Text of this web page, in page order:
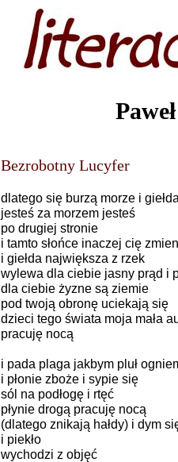
Bezrobotny Lucyfer
dlatego się burzą morze i
jesteś za morzem jesteś
po drugiej stronie
i tamto słońce inaczej cię
i giełda największa z rzek
wylewa dla ciebie jasny prąd i
dla ciebie żyzne są ziemie
pod twoją obronę uciekają się
dzieci tego świata moja mała
pracuję nocą
i pada plaga jakbym pluł
i płonie zboże i sypie się
sól na podłogę i rtęć
płynie drogą pracuję nocą
(dlatego znikają hałdy) i dym
i piekło
wychodzi z objęć